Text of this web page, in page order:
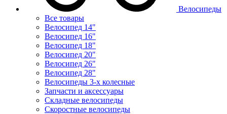
Велосипеды
Все товары
Велосипед 14"
Велосипед 16"
Велосипед 18"
Велосипед 20"
Велосипед 26"
Велосипед 28"
Велосипеды 3-х колесные
Запчасти и аксессуары
Складные велосипеды
Скоростные велосипеды